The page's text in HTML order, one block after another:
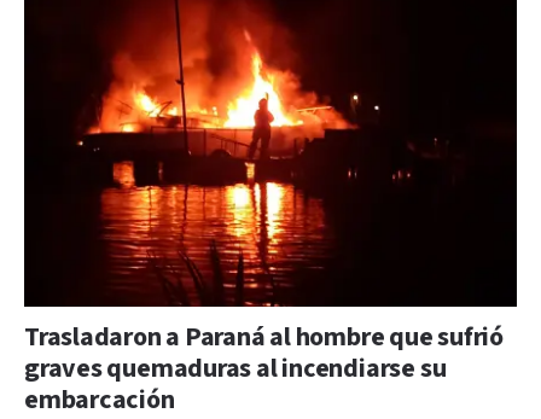
Trasladaron a Paraná al hombre que sufrió
graves quemaduras al incendiarse su
embarcación